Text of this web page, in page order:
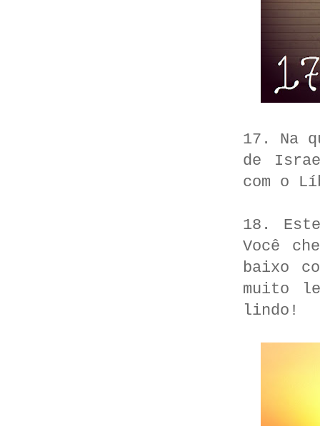
17. Na
de
com o
18.
Você
baixo
muito
lindo!